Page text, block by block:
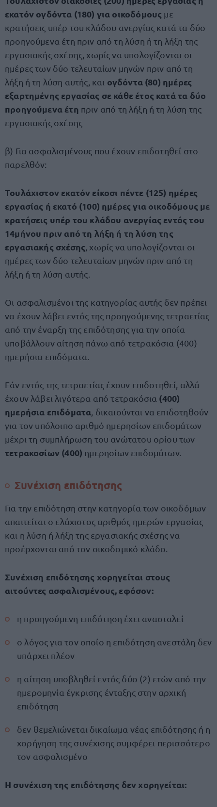
εκατόν ογδόντα (180) για οικοδόμους με
κρατήσεις υπέρ του κλάδου ανεργίας κατά τα δύο
προηγούμενα έτη πριν από τη λύση ή τη λήξη της
εργασιακής σχέσης, χωρίς να υπολογίζονται οι
ημέρες των δύο τελευταίων μηνών πριν από τη
λήξη ή τη λύση αυτής, και ογδόντα (80) ημέρες
εξαρτημένης εργασίας σε κάθε έτος κατά τα δύο
προηγούμενα έτη πριν από τη λήξη ή τη λύση της
εργασιακής σχέσης
β) Για ασφαλισμένους που έχουν επιδοτηθεί στο
παρελθόν:
Τουλάχιστον εκατόν είκοσι πέντε (125) ημέρες
εργασίας ή εκατό (100) ημέρες για οικοδόμους με
κρατήσεις υπέρ του κλάδου ανεργίας εντός του
14μήνου πριν από τη λήξη ή τη λύση της
εργασιακής σχέσης , χωρίς να υπολογίζονται οι
ημέρες των δύο τελευταίων μηνών πριν από τη
λήξη ή τη λύση αυτής.
Οι ασφαλισμένοι της κατηγορίας αυτής δεν πρέπει
να έχουν λάβει εντός της προηγούμενης τετραετίας
από την έναρξη της επιδότησης για την οποία
υποβάλλουν αίτηση πάνω από τετρακόσια (400)
ημερήσια επιδόματα.
Εάν εντός της τετραετίας έχουν επιδοτηθεί, αλλά
έχουν λάβει λιγότερα από τετρακόσια (400)
ημερήσια επιδόματα , δικαιούνται να επιδοτηθούν
για τον υπόλοιπο αριθμό ημερησίων επιδομάτων
μέχρι τη συμπλήρωση του ανώτατου ορίου των
τετρακοσίων (400) ημερησίων επιδομάτων.
Συνέχιση επιδότησης
Για την επιδότηση στην κατηγορία των οικοδόμων
απαιτείται ο ελάχιστος αριθμός ημερών εργασίας
και η λύση ή λήξη της εργασιακής σχέσης να
προέρχονται από τον οικοδομικό κλάδο.
Συνέχιση επιδότησης χορηγείται στους
αιτούντες ασφαλισμένους, εφόσον:
η προηγούμενη επιδότηση έχει ανασταλεί
ο λόγος για τον οποίο η επιδότηση ανεστάλη δεν
υπάρχει πλέον
η αίτηση υποβληθεί εντός δύο (2) ετών από την
ημερομηνία έγκρισης ένταξης στην αρχική
επιδότηση
δεν θεμελιώνεται δικαίωμα νέας επιδότησης ή η
χορήγηση της συνέχισης συμφέρει περισσότερο
τον ασφαλισμένο
Η συνέχιση της επιδότησης δεν χορηγείται: